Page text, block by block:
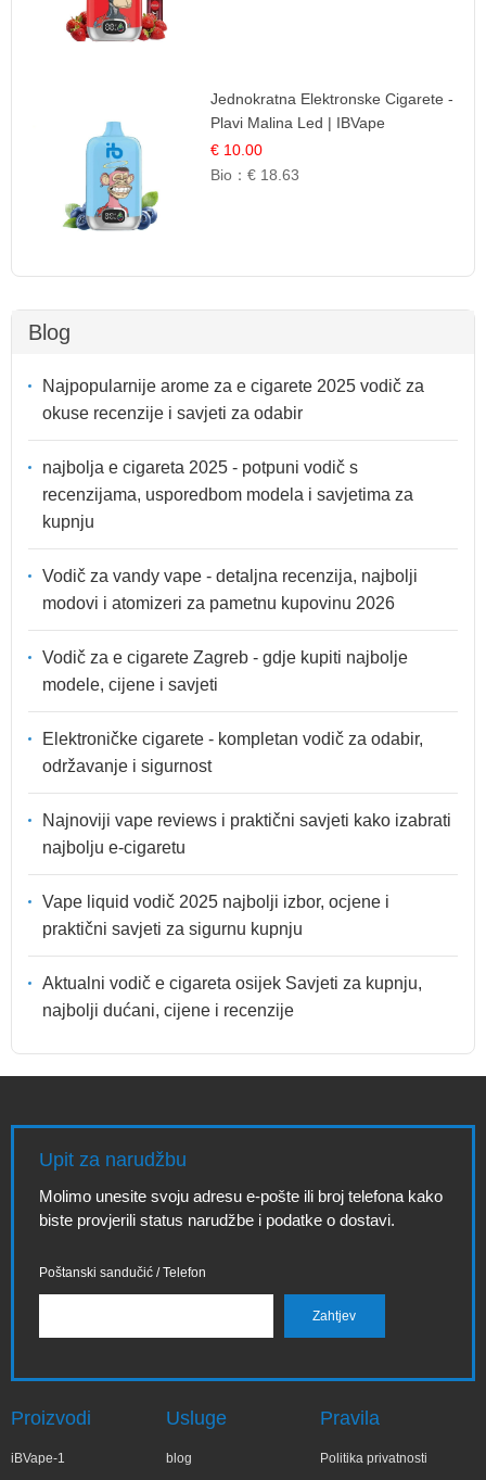
Jednokratna Elektronske Cigarete -
Plavi Malina Led | IBVape
€ 10.00
Bio：€ 18.63
Blog
Najpopularnije arome za e cigarete 2025 vodič za
okuse recenzije i savjeti za odabir
najbolja e cigareta 2025 - potpuni vodič s
recenzijama, usporedbom modela i savjetima za
kupnju
Vodič za vandy vape - detaljna recenzija, najbolji
modovi i atomizeri za pametnu kupovinu 2026
Vodič za e cigarete Zagreb - gdje kupiti najbolje
modele, cijene i savjeti
Elektroničke cigarete - kompletan vodič za odabir,
održavanje i sigurnost
Najnoviji vape reviews i praktični savjeti kako izabrati
najbolju e-cigaretu
Vape liquid vodič 2025 najbolji izbor, ocjene i
praktični savjeti za sigurnu kupnju
Aktualni vodič e cigareta osijek Savjeti za kupnju,
najbolji dućani, cijene i recenzije
Upit za narudžbu
Molimo unesite svoju adresu e-pošte ili broj telefona kako
biste provjerili status narudžbe i podatke o dostavi.
Poštanski sandučić / Telefon
Proizvodi
iBVape-1
Usluge
blog
Pravila
Politika privatnosti